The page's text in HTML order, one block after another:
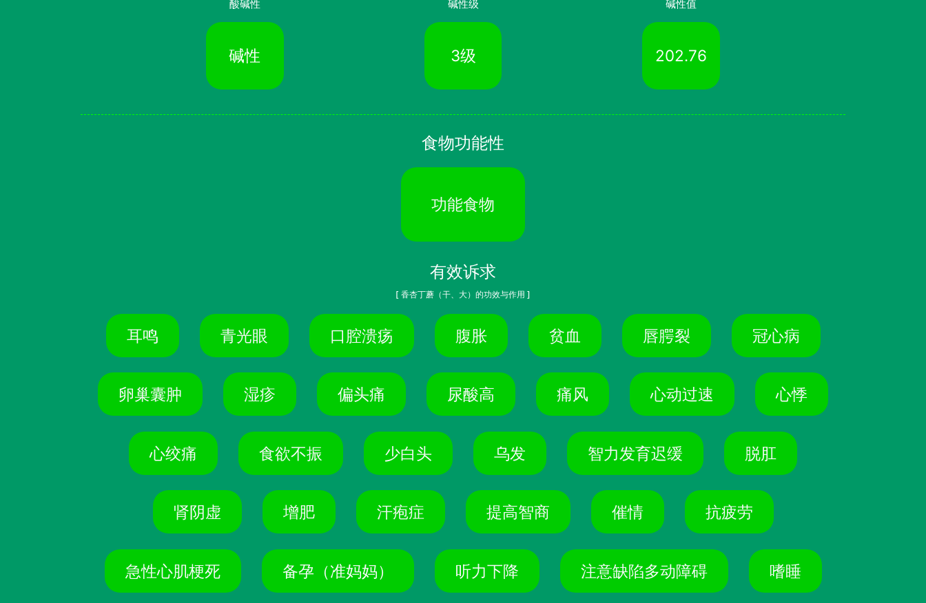
酸碱性 碱性级 碱性值
碱性 3级 202.76
食物功能性
功能食物
有效诉求
[ 香杏丁蘑（干、大）的功效与作用 ]
耳鸣 青光眼 口腔溃疡 腹胀 贫血 唇腭裂 冠心病
卵巢囊肿 湿疹 偏头痛 尿酸高 痛风 心动过速 心悸
心绞痛 食欲不振 少白头 乌发 智力发育迟缓 脱肛
肾阴虚 增肥 汗疱症 提高智商 催情 抗疲劳
急性心肌梗死 备孕（准妈妈） 听力下降 注意缺陷多动障碍 嗜睡